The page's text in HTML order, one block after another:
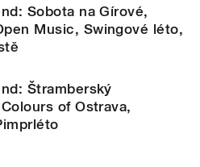
Sobota na Gírové,
Music, Swingové léto,
Štramberský
of Ostrava,